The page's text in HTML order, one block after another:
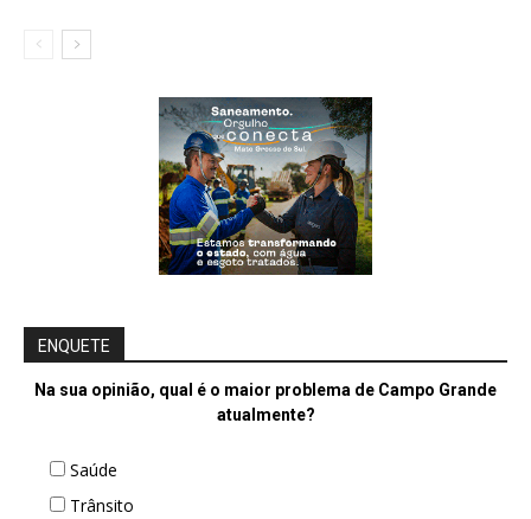
ENQUETE
Na sua opinião, qual é o maior problema de Campo Grande
atualmente?
Saúde
Trânsito